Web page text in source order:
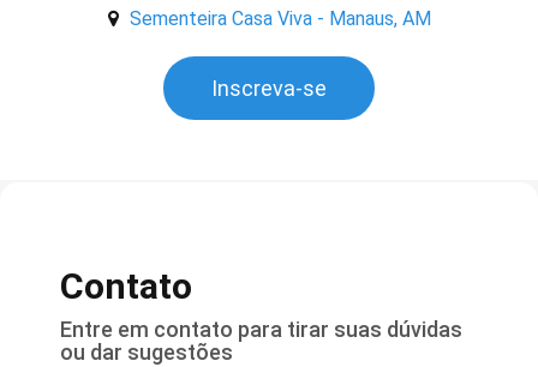
Sementeira Casa Viva - Manaus, AM
Inscreva-se
Contato
Entre em contato para tirar suas dúvidas
ou dar sugestões